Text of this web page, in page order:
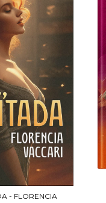
- FLORENCIA